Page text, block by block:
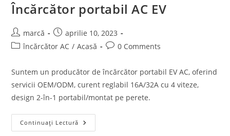
Încărcător portabil AC EV
marcă
aprilie 10, 2023
încărcător AC / Acasă 0 Comments
Suntem un producător de încărcător portabil EV AC, oferind
servicii OEM/ODM, curent reglabil 16A/32A cu 4 viteze,
design 2-în-1 portabil/montat pe perete.
Continuați Lectură